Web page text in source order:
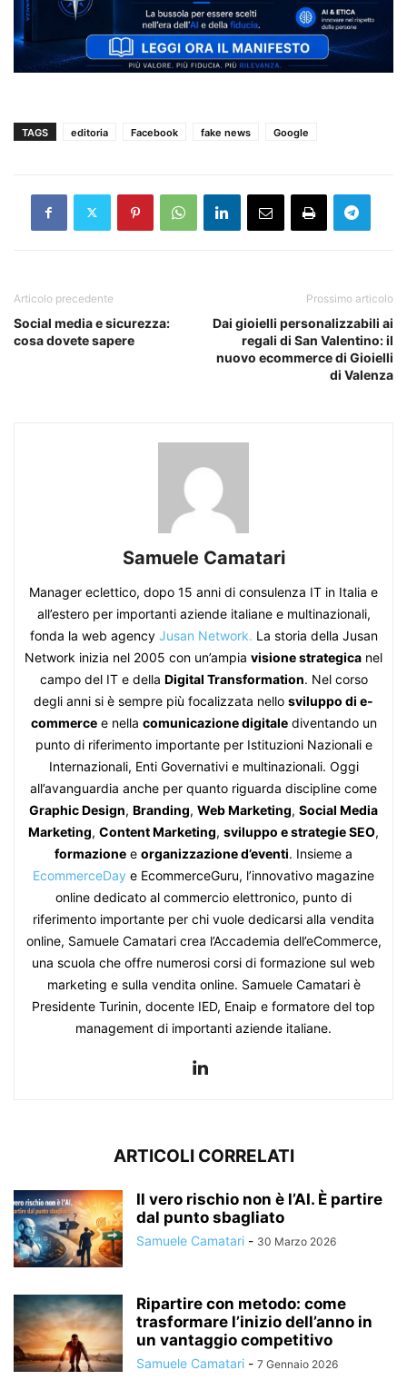
TAGS editoria Facebook fake news Google
Articolo precedente
Social media e sicurezza:
cosa dovete sapere
Prossimo articolo
Dai gioielli personalizzabili ai
regali di San Valentino: il
nuovo ecommerce di Gioielli
di Valenza
Samuele Camatari
Manager eclettico, dopo 15 anni di consulenza IT in Italia e
all’estero per importanti aziende italiane e multinazionali,
fonda la web agency Jusan Network. La storia della Jusan
Network inizia nel 2005 con un’ampia visione strategica nel
campo del IT e della Digital Transformation. Nel corso
degli anni si è sempre più focalizzata nello sviluppo di e-
commercee nella comunicazione digitalediventando un
punto di riferimento importante per Istituzioni Nazionali e
Internazionali, Enti Governativi e multinazionali. Oggi
all’avanguardia anche per quanto riguarda discipline come
Graphic Design, Branding, Web Marketing, Social Media
Marketing, Content Marketing, sviluppo e strategie SEO,
formazione e organizzazione d’eventi. Insieme a
EcommerceDay e EcommerceGuru, l’innovativo magazine
online dedicato al commercio elettronico, punto di
riferimento importante per chi vuole dedicarsi alla vendita
online, Samuele Camatari crea l’Accademia dell’eCommerce,
una scuola che offre numerosi corsi di formazione sul web
marketing e sulla vendita online. Samuele Camatari è
Presidente Turinin, docente IED, Enaip e formatore del top
management di importanti aziende italiane.
ARTICOLI CORRELATI
Il vero rischio non è l’AI. È partire
dal punto sbagliato
Samuele Camatari - 30 Marzo 2026
Ripartire con metodo: come
trasformare l’inizio dell’anno in
un vantaggio competitivo
Samuele Camatari - 7 Gennaio 2026